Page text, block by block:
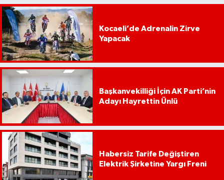
Kocaeli’de Adrenalin Zirve
Yapacak
Başkanvekilliği İçin AK Parti’nin
Adayı Hayrettin Ünlü
Habersiz Tarife Değiştiren
Elektrik Şirketine Yargı Freni